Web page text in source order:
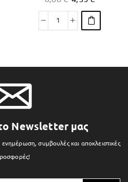
Newsletter μας
συμβουλές και αποκλειστικές